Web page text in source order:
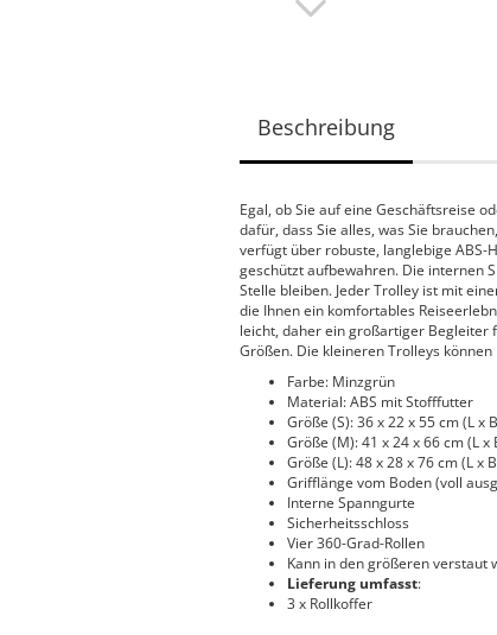
Beschreibung
Egal, ob Sie auf eine Geschäftsreise
dafür, dass Sie alles, was Sie
verfügt über robuste, langlebige ABS-
geschützt aufbewahren. Die internen
Stelle bleiben. Jeder Trolley ist mit
die Ihnen ein komfortables
leicht, daher ein großartiger Begleiter
Größen. Die kleineren Trolleys
Farbe: Minzgrün
Material: ABS mit Stofffutter
Größe (S): 36 x 22 x 55 cm (L x
Größe (M): 41 x 24 x 66 cm (L x
Größe (L): 48 x 28 x 76 cm (L x
Grifflänge vom Boden (voll
Interne Spanngurte
Sicherheitsschloss
Vier 360-Grad-Rollen
Kann in den größeren verstaut
Lieferung umfasst:
3 x Rollkoffer